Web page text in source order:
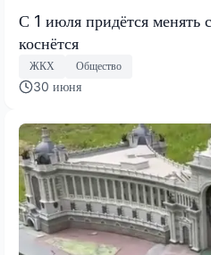
С 1 июля придётся менять
коснётся
ЖКХ Общество
30 июня